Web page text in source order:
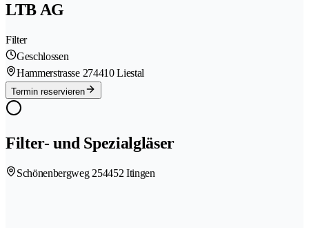
LTB AG
Filter
Geschlossen
Hammerstrasse 274410 Liestal
Termin reservieren
Filter- und Spezialgläser
Schönenbergweg 254452 Itingen